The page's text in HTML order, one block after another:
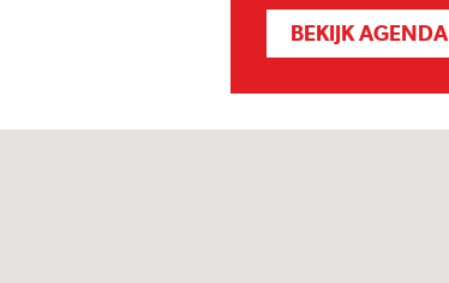
BEKIJK AGENDA